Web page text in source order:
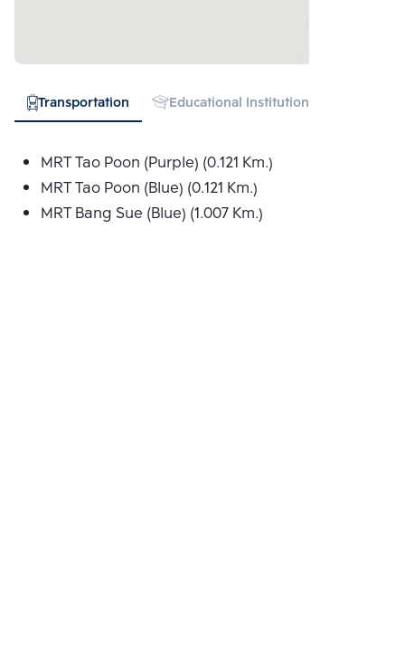
Transportation Educational Institution
MRT Tao Poon (Purple) (0.121 Km.)
MRT Tao Poon (Blue) (0.121 Km.)
MRT Bang Sue (Blue) (1.007 Km.)